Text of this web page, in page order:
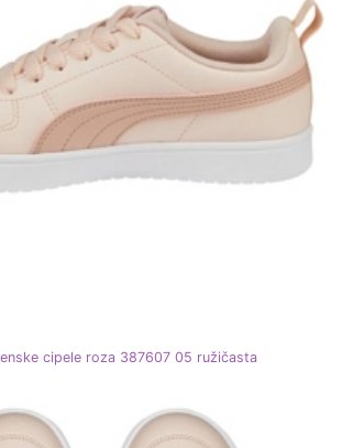
cipele roza 387607 05 ružičasta